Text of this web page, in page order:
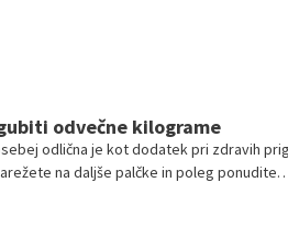
odvečne kilograme
odlična je kot dodatek pri zdravih
na daljše palčke in poleg ponudite